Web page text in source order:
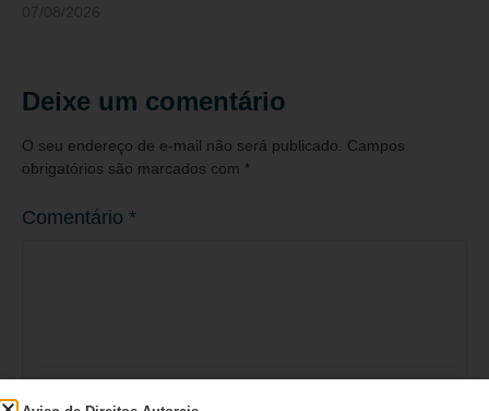
Deixe um comentário
O seu endereço de e-mail não será publicado.
Campos
obrigatórios são marcados com *
Comentário *